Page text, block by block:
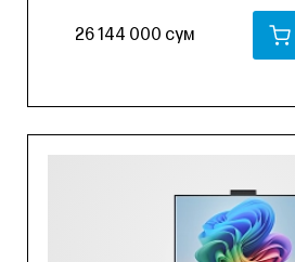
26 144 000 сум